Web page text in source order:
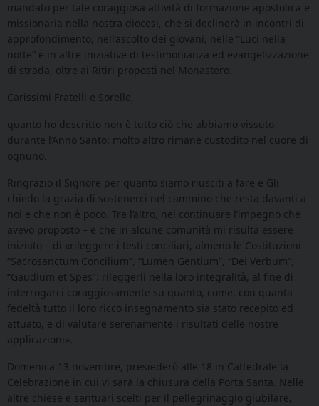
mandato per tale coraggiosa attività di formazione apostolica e
missionaria nella nostra diocesi, che si declinerà in incontri di
approfondimento, nell’ascolto dei giovani, nelle “Luci nella
notte” e in altre iniziative di testimonianza ed evangelizzazione
di strada, oltre ai Ritiri proposti nel Monastero.
Carissimi Fratelli e Sorelle,
quanto ho descritto non è tutto ciò che abbiamo vissuto
durante l’Anno Santo: molto altro rimane custodito nel cuore di
ognuno.
Ringrazio il Signore per quanto siamo riusciti a fare e Gli
chiedo la grazia di sostenerci nel cammino che resta davanti a
noi e che non è poco. Tra l’altro, nel continuare l’impegno che
avevo proposto – e che in alcune comunità mi risulta essere
iniziato – di «rileggere i testi conciliari, almeno le Costituzioni
“Sacrosanctum Concilium”, “Lumen Gentium”, “Dei Verbum”,
“Gaudium et Spes”: rileggerli nella loro integralità, al fine di
interrogarci coraggiosamente su quanto, come, con quanta
fedeltà tutto il loro ricco insegnamento sia stato recepito ed
attuato, e di valutare serenamente i risultati delle nostre
applicazioni».
Domenica 13 novembre, presiederò alle 18 in Cattedrale la
Celebrazione in cui vi sarà la chiusura della Porta Santa. Nelle
altre chiese e santuari scelti per il pellegrinaggio giubilare,